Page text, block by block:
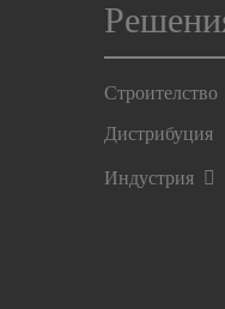
Строителство
Дистрибуция
Индустрия